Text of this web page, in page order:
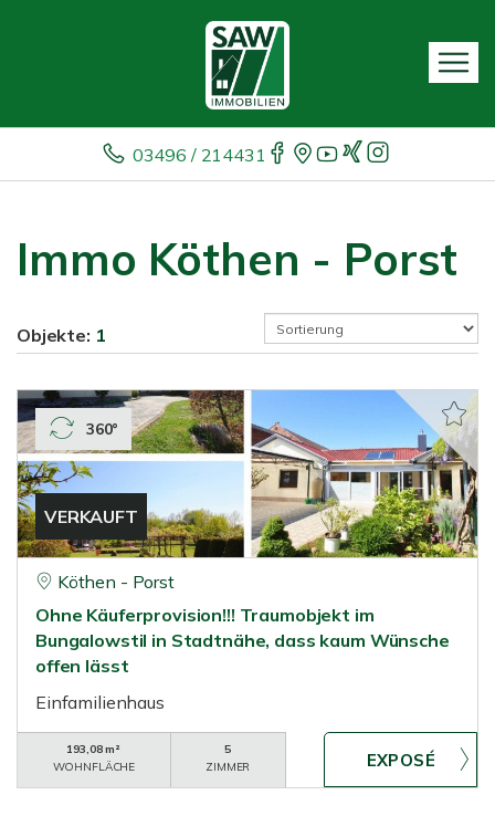
03496 / 214431
Immo Köthen - Porst
Objekte: 1
VERKAUFT
360°
Köthen - Porst
Ohne Käuferprovision!!! Traumobjekt im
Bungalowstil in Stadtnähe, dass kaum Wünsche
offen lässt
Einfamilienhaus
193,08 m²
WOHNFLÄCHE
5
ZIMMER